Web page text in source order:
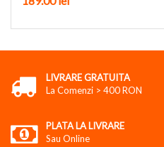
LIVRARE GRATUITA
La Comenzi > 400 RON
PLATA LA LIVRARE
Sau Online